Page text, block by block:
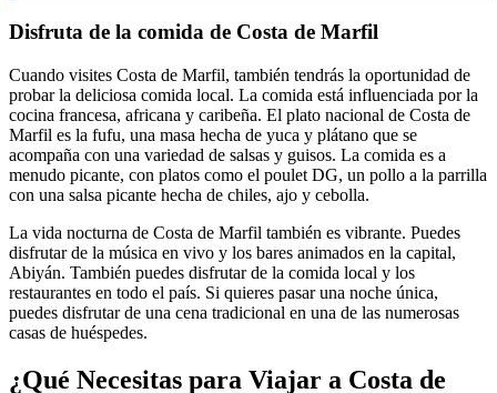
Disfruta de la comida de Costa de Marfil
Cuando visites Costa de Marfil, también tendrás la oportunidad de
probar la deliciosa comida local. La comida está influenciada por la
cocina francesa, africana y caribeña. El plato nacional de Costa de
Marfil es la fufu, una masa hecha de yuca y plátano que se
acompaña con una variedad de salsas y guisos. La comida es a
menudo picante, con platos como el poulet DG, un pollo a la parrilla
con una salsa picante hecha de chiles, ajo y cebolla.
La vida nocturna de Costa de Marfil también es vibrante. Puedes
disfrutar de la música en vivo y los bares animados en la capital,
Abiyán. También puedes disfrutar de la comida local y los
restaurantes en todo el país. Si quieres pasar una noche única,
puedes disfrutar de una cena tradicional en una de las numerosas
casas de huéspedes.
¿Qué Necesitas para Viajar a Costa de